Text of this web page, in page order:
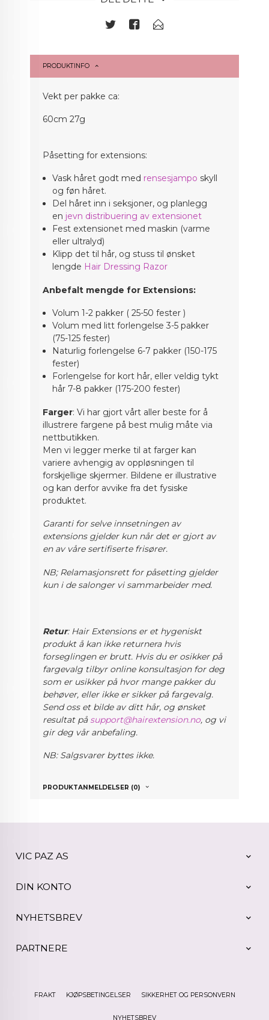
PRODUKTINFO
Vekt per pakke ca:
60cm 27g
Påsetting for extensions:
Vask håret godt med rensesjampo skyll
og føn håret.
Del håret inn i seksjoner, og planlegg
en jevn distribuering av extensionet
Fest extensionet med maskin (varme
eller ultralyd)
Klipp det til hår, og stuss til ønsket
lengde Hair Dressing Razor
Anbefalt mengde for Extensions:
Volum 1-2 pakker ( 25-50 fester )
Volum med litt forlengelse 3-5 pakker
(75-125 fester)
Naturlig forlengelse 6-7 pakker (150-175
fester)
Forlengelse for kort hår, eller veldig tykt
hår 7-8 pakker (175-200 fester)
Farger: Vi har gjort vårt aller beste for å
illustrere fargene på best mulig måte via
nettbutikken.
Men vi legger merke til at farger kan
variere avhengig av oppløsningen til
forskjellige skjermer. Bildene er illustrative
og kan derfor avvike fra det fysiske
produktet.
Garanti for selve innsetningen av
extensions gjelder kun når det er gjort av
en av våre sertifiserte frisører.
NB; Relamasjonsrett for påsetting gjelder
kun i de salonger vi sammarbeider med.
Retur: Hair Extensions er et hygeniskt
produkt å kan ikke returnera hvis
forseglingen er brutt. Hvis du er osikker på
fargevalg tilbyr online konsultasjon for deg
som er usikker på hvor mange pakker du
behøver, eller ikke er sikker på fargevalg.
Send oss et bilde av ditt hår, og ønsket
resultat på support@hairextension.no, og vi
gir deg vår anbefaling.
NB: Salgsvarer byttes ikke.
PRODUKTANMELDELSER (0)
VIC PAZ AS
DIN KONTO
NYHETSBREV
PARTNERE
FRAKT KJØPSBETINGELSER SIKKERHET OG PERSONVERN
NYHETSBREV